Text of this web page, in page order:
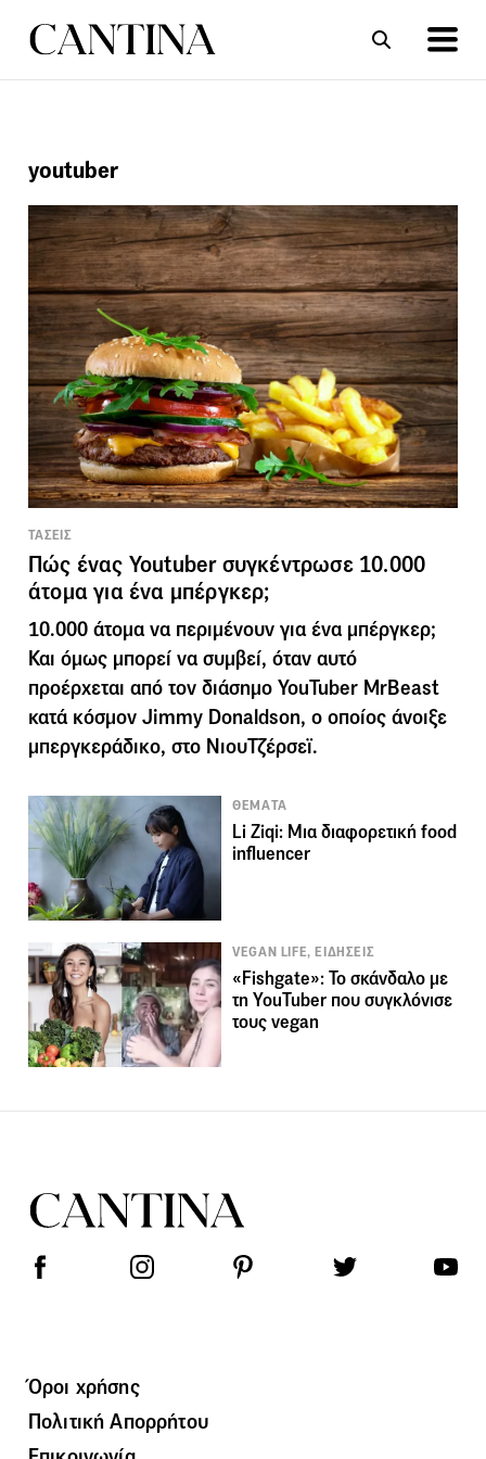
youtuber
ΤΑΣΕΙΣ
Πώς ένας Youtuber συγκέντρωσε 10.000
άτομα για ένα μπέργκερ;
10.000 άτομα να περιμένουν για ένα μπέργκερ;
Και όμως μπορεί να συμβεί, όταν αυτό
προέρχεται από τον διάσημο YouTuber MrBeast
κατά κόσμον Jimmy Donaldson, ο οποίος άνοιξε
μπεργκεράδικο, στο ΝιουΤζέρσεϊ.
ΘΕΜΑΤΑ
Li Ziqi: Μια διαφορετική food
influencer
VEGAN LIFE, ΕΙΔΗΣΕΙΣ
«Fishgate»: To σκάνδαλο με
τη YouTuber που συγκλόνισε
τους vegan
Όροι χρήσης
Πολιτική Απορρήτου